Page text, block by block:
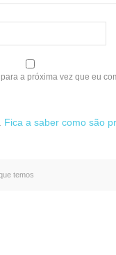
a próxima vez que eu
Fica a saber como são
temos